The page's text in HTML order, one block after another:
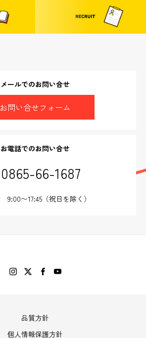
メールでのお問い合せ
お問い合せフォーム
お電話でのお問い合せ
0865-66-1687
9:00〜17:45（祝日を除く）
品質方針
個人情報保護方針